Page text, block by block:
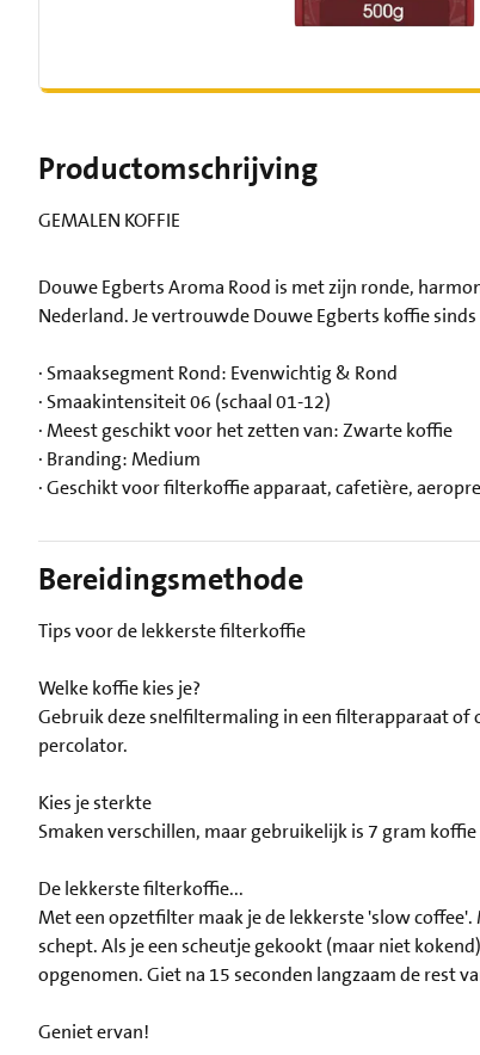
Productomschrijving
GEMALEN KOFFIE
Douwe Egberts Aroma Rood is met zijn ronde,
Nederland. Je vertrouwde Douwe Egberts koffie
· Smaaksegment Rond: Evenwichtig & Rond
· Smaakintensiteit 06 (schaal 01-12)
· Meest geschikt voor het zetten van: Zwarte koffie
· Branding: Medium
· Geschikt voor filterkoffie apparaat, cafetière,
Bereidingsmethode
Tips voor de lekkerste filterkoffie
Welke koffie kies je?
Gebruik deze snelfiltermaling in een filterapparaat
percolator.
Kies je sterkte
Smaken verschillen, maar gebruikelijk is 7 gram
De lekkerste filterkoffie...
Met een opzetfilter maak je de lekkerste 'slow
schept. Als je een scheutje gekookt (maar niet
opgenomen. Giet na 15 seconden langzaam de rest
Geniet ervan!